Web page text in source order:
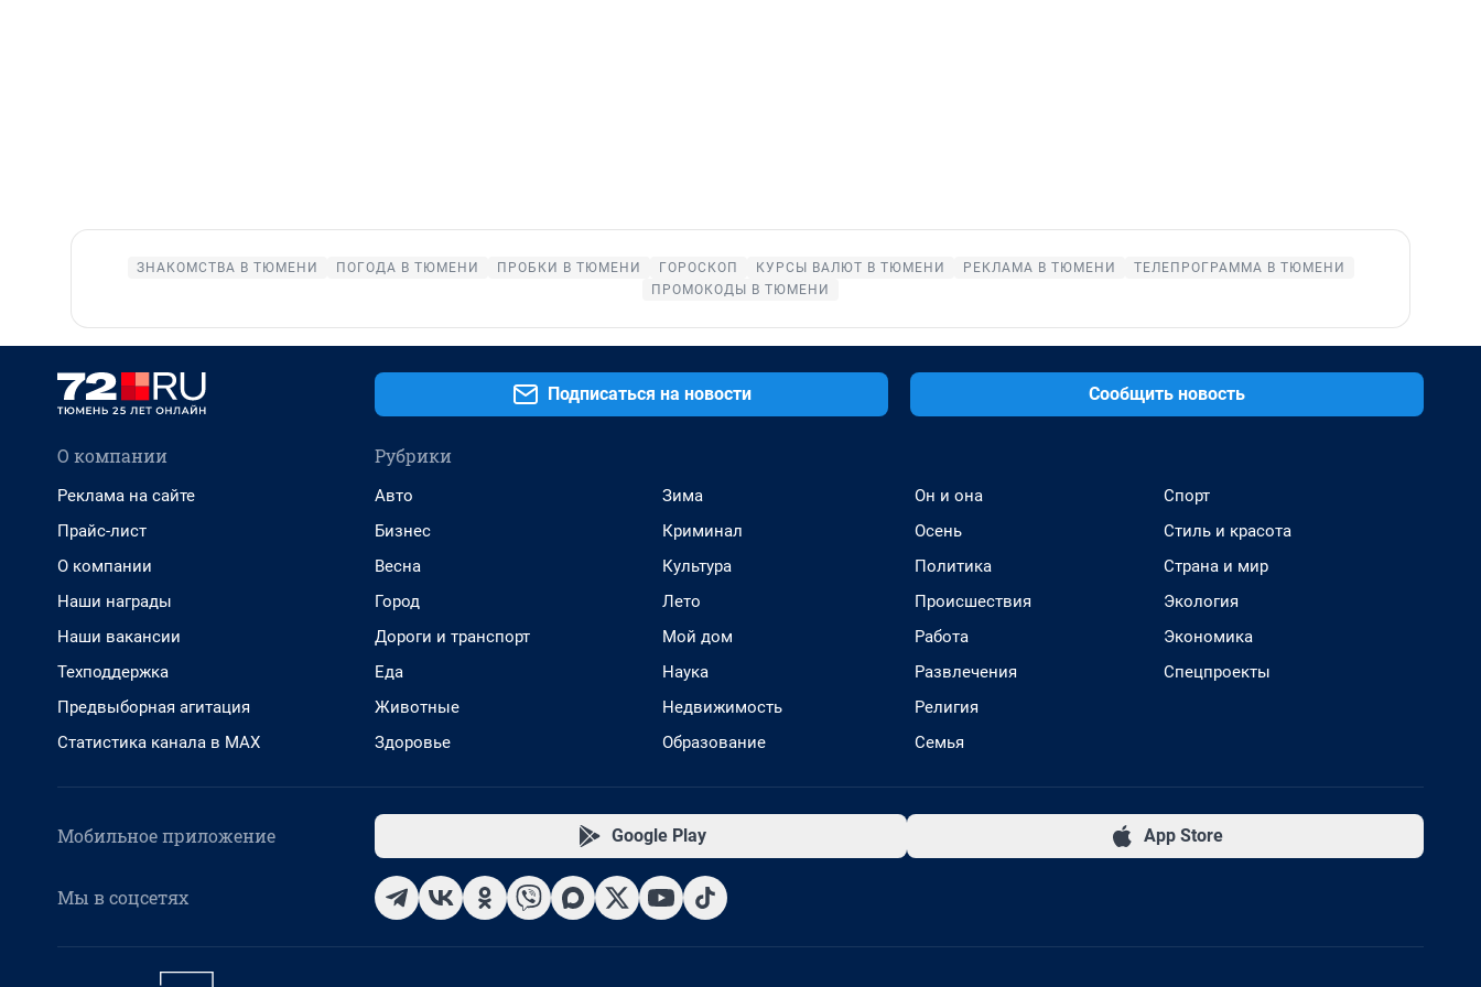
ЗНАКОМСТВА В ТЮМЕНИ ПОГОДА В ТЮМЕНИ ПРОБКИ В ТЮМЕНИ ГОРОСКОП КУРСЫ ВАЛЮТ В ТЮМЕНИ РЕКЛАМА В ТЮМЕНИ
ТЕЛЕПРОГРАММА В ТЮМЕНИ
ПРОМОКОДЫ В ТЮМЕНИ
Подписаться на новости Сообщить новость
О компании
Реклама на сайте
Прайс-лист
О компании
Наши награды
Наши вакансии
Техподдержка
Предвыборная агитация
Статистика канала в MAX
Рубрики
Авто
Бизнес
Весна
Город
Дороги и транспорт
Еда
Животные
Здоровье
Зима
Криминал
Культура
Лето
Мой дом
Наука
Недвижимость
Образование
Он и она
Осень
Политика
Происшествия
Работа
Развлечения
Религия
Семья
Спорт
Стиль и красота
Страна и мир
Экология
Экономика
Спецпроекты
Мобильное приложение Google Play App Store
Мы в соцсетях